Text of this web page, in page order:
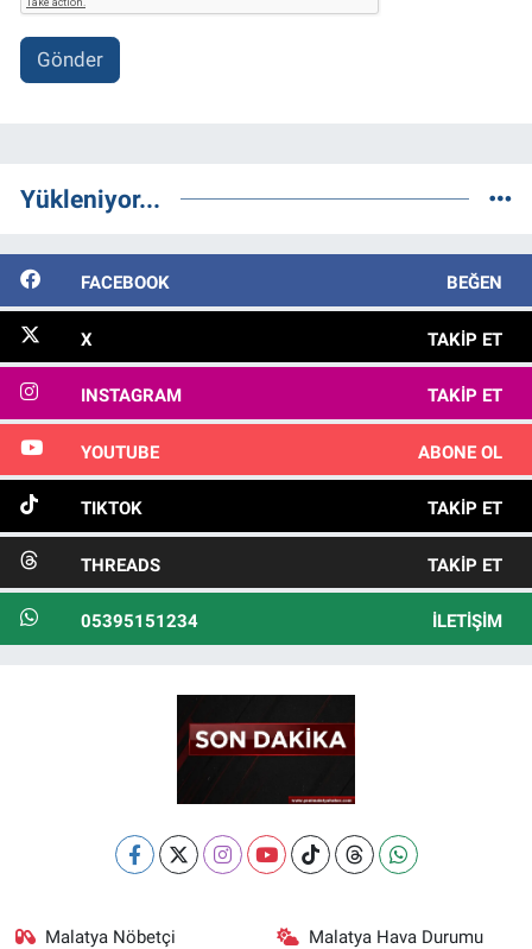
Gönder
Yükleniyor...
FACEBOOK BEĞEN
X TAKIP ET
INSTAGRAM TAKIP ET
YOUTUBE ABONE OL
TIKTOK TAKIP ET
THREADS TAKIP ET
05395151234 İLETIŞIM
Malatya Nöbetçi
Malatya Hava Durumu